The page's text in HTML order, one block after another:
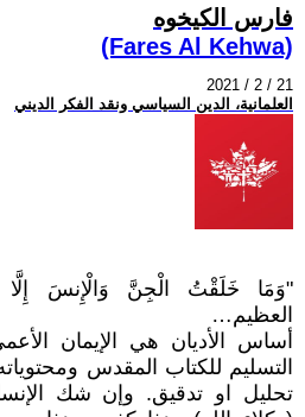
فارس الكيخوه
(Fares Al Kehwa)
2021 / 2 / 21
العلمانية، الدين السياسي ونقد الفكر الديني
"وَمَا خَلَقْتُ الْجِنَّ وَالْإِنسَ إِلَّا
العظيم…
أساس الأديان هي الإيمان
التسليم للكتاب المقدس
تحليل او تدقيق. وإن شك